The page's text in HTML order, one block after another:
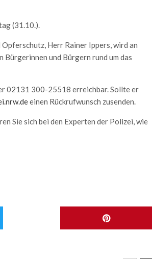
(31.10.).
Herr Rainer Ippers, wird an
und Bürgern rund um das
02131 300-25518 erreichbar. Sollte er
einen Rückrufwunsch zusenden.
Sie sich bei den Experten der Polizei, wie